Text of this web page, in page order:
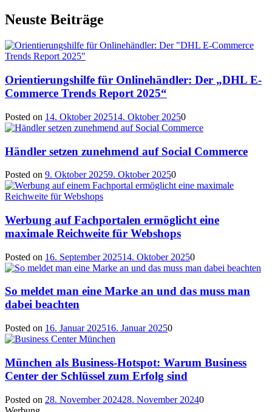
Neuste Beiträge
Orientierungshilfe für Onlinehändler: Der „DHL E-
Commerce Trends Report 2025“
Posted on 14. Oktober 202514. Oktober 20250
Händler setzen zunehmend auf Social Commerce
Posted on 9. Oktober 20259. Oktober 20250
Werbung auf Fachportalen ermöglicht eine
maximale Reichweite für Webshops
Posted on 16. September 202514. Oktober 20250
So meldet man eine Marke an und das muss man
dabei beachten
Posted on 16. Januar 202516. Januar 20250
München als Business-Hotspot: Warum Business
Center der Schlüssel zum Erfolg sind
Posted on 28. November 202428. November 20240